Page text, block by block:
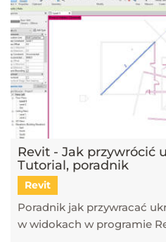
Revit - Jak przywrócić
Tutorial, poradnik
Revit
Poradnik jak przywracać
w widokach w programie